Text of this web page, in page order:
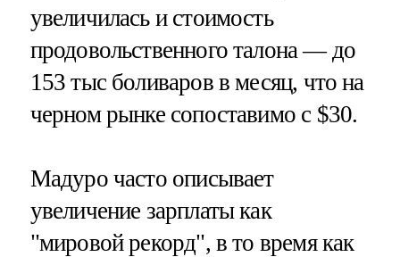
увеличилась и стоимость
продовольственного талона — до
153 тыс боливаров в месяц, что на
черном рынке сопоставимо с $30.
Мадуро часто описывает
увеличение зарплаты как
"мировой рекорд", в то время как